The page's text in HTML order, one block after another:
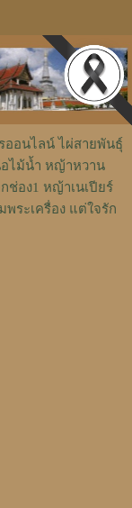
อนไลน์ ไผ่สายพันธุ์
ไม้น้ำ หญ้าหวาน
ช่อง1 หญ้าเนเปียร์
ระเครื่อง แต่ใจรัก